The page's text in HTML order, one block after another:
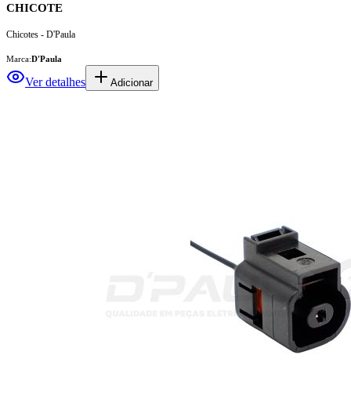
CHICOTE
Chicotes - D'Paula
Marca:D'Paula
Ver detalhes Adicionar